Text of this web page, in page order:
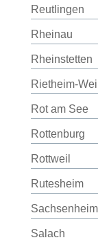
Reutlingen
Rheinau
Rheinstetten
Rietheim-
Rot am See
Rottenburg
Rottweil
Rutesheim
Sachsenheim
Salach